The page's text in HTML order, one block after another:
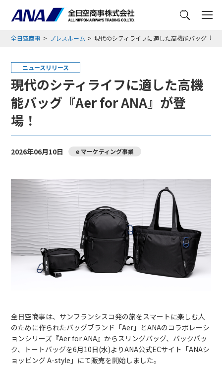
メニュー
全日空商事 プレスルーム 現代のシティライフに適した高機能バッグ『
ニュースリリース
現代のシティライフに適した高機
能バッグ『Aer for ANA』が登
場！
2026年06月10日 e マーケティング事業
全日空商事は、サンフランシスコ発の旅をスマートに楽しむ人
のために作られたバッグブランド「Aer」とANAのコラボレーシ
ョンシリーズ『Aer for ANA』からスリングバッグ、バックパッ
ク、トートバッグを6月10日(水)よりANA公式ECサイト「ANAシ
ョッピング A-style」にて販売を開始しました。